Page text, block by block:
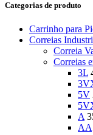
Categorias de produto
Carrinho para
Correias
Correia
Correias
3L
5V
A
AA